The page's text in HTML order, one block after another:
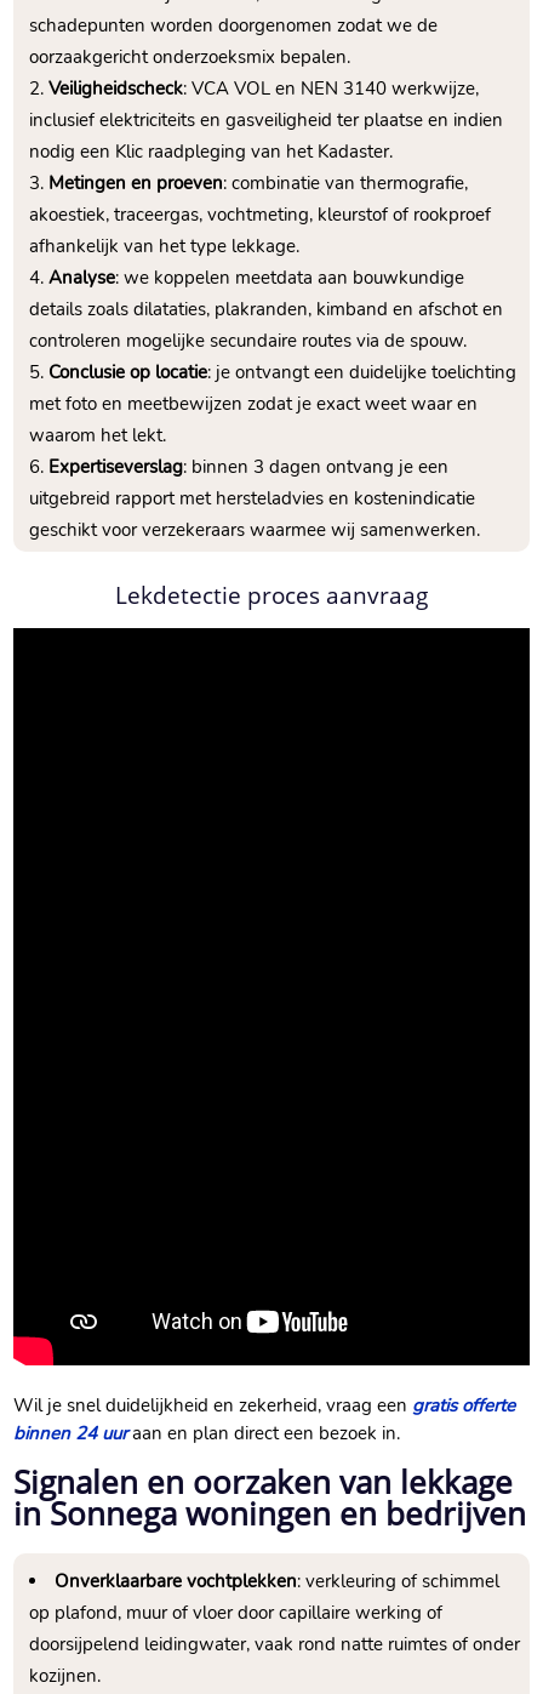
schadepunten worden doorgenomen zodat we de
oorzaakgericht onderzoeksmix bepalen.
Veiligheidscheck: VCA VOL en NEN 3140 werkwijze,
inclusief elektriciteits en gasveiligheid ter plaatse en indien
nodig een Klic raadpleging van het Kadaster.
Metingen en proeven: combinatie van thermografie,
akoestiek, traceergas, vochtmeting, kleurstof of rookproef
afhankelijk van het type lekkage.
Analyse: we koppelen meetdata aan bouwkundige
details zoals dilataties, plakranden, kimband en afschot en
controleren mogelijke secundaire routes via de spouw.
Conclusie op locatie: je ontvangt een duidelijke toelichting
met foto en meetbewijzen zodat je exact weet waar en
waarom het lekt.
Expertiseverslag: binnen 3 dagen ontvang je een
uitgebreid rapport met hersteladvies en kostenindicatie
geschikt voor verzekeraars waarmee wij samenwerken.
Lekdetectie proces aanvraag
Wil je snel duidelijkheid en zekerheid, vraag een gratis offerte
binnen 24 uuraan en plan direct een bezoek in.
Signalen en oorzaken van lekkage
in Sonnega woningen en bedrijven
Onverklaarbare vochtplekken: verkleuring of schimmel
op plafond, muur of vloer door capillaire werking of
doorsijpelend leidingwater, vaak rond natte ruimtes of onder
kozijnen.